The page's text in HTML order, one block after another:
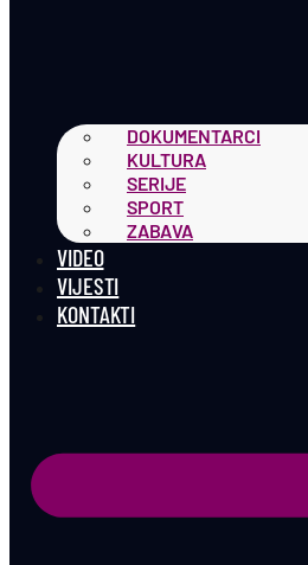
DOKUMENTARCI
KULTURA
SERIJE
SPORT
ZABAVA
VIDEO
VIJESTI
KONTAKTI